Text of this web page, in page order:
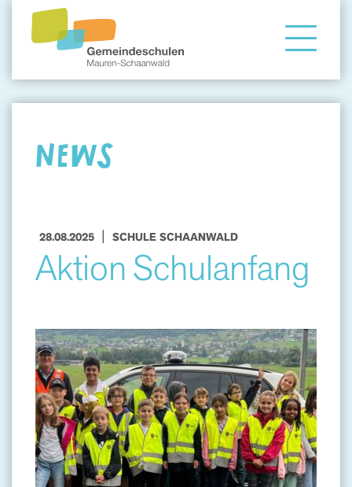
Gemeindeschule
NEWS
28.08.2025 | SCHULE SCHAANWALD
Aktion Schulanfang